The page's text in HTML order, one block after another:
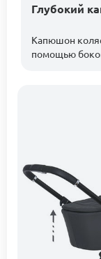
Глубокий
Капюшон
помощью